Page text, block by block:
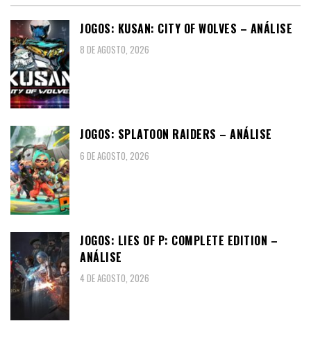
JOGOS: KUSAN: CITY OF WOLVES – ANÁLISE
8 DE AGOSTO, 2026
JOGOS: SPLATOON RAIDERS – ANÁLISE
6 DE AGOSTO, 2026
JOGOS: LIES OF P: COMPLETE EDITION –
ANÁLISE
4 DE AGOSTO, 2026